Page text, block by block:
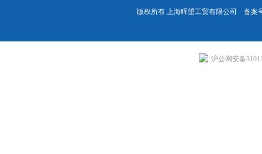
版权所有 上海晖望工贸有限公司 备案
沪公网安备